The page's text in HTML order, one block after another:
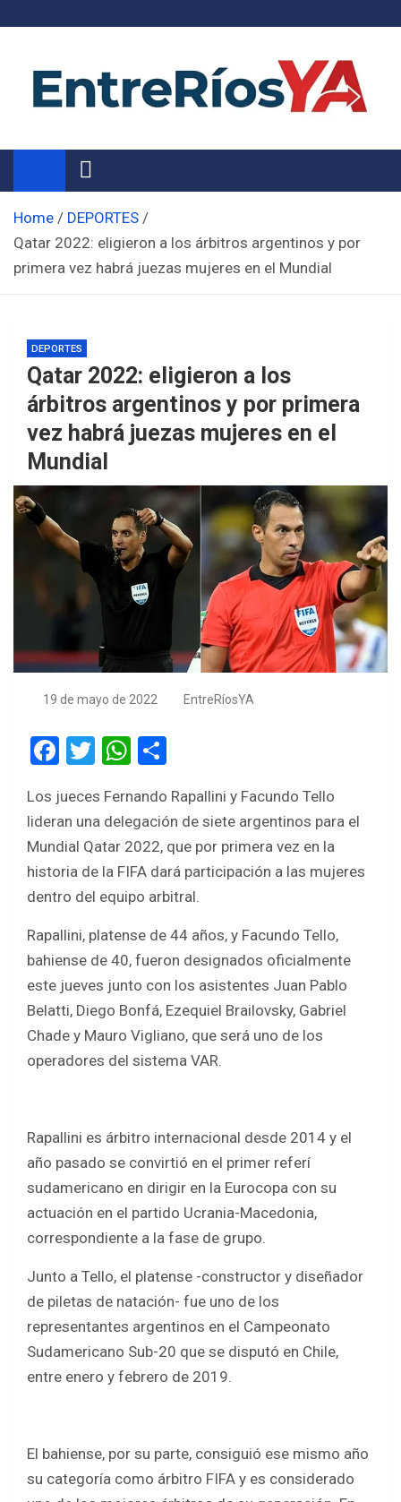
Noticias de Entre Ríos
Información de toda la provincia ahora
Home
DEPORTES
Qatar 2022: eligieron a los árbitros argentinos y por
primera vez habrá juezas mujeres en el Mundial
DEPORTES
Qatar 2022: eligieron a los
árbitros argentinos y por primera
vez habrá juezas mujeres en el
Mundial
19 de mayo de 2022 EntreRíosYA
F
ce
b
o
o
k
T
tt
er
W
at
s
A
p
ar
e
Los jueces Fernando Rapallini y Facundo Tello
lideran una delegación de siete argentinos para el
Mundial Qatar 2022, que por primera vez en la
historia de la FIFA dará participación a las mujeres
dentro del equipo arbitral.
Rapallini, platense de 44 años, y Facundo Tello,
bahiense de 40, fueron designados oficialmente
este jueves junto con los asistentes Juan Pablo
Belatti, Diego Bonfá, Ezequiel Brailovsky, Gabriel
Chade y Mauro Vigliano, que será uno de los
operadores del sistema VAR.
Rapallini es árbitro internacional desde 2014 y el
año pasado se convirtió en el primer referí
sudamericano en dirigir en la Eurocopa con su
actuación en el partido Ucrania-Macedonia,
correspondiente a la fase de grupo.
Junto a Tello, el platense -constructor y diseñador
de piletas de natación- fue uno de los
representantes argentinos en el Campeonato
Sudamericano Sub-20 que se disputó en Chile,
entre enero y febrero de 2019.
El bahiense, por su parte, consiguió ese mismo año
su categoría como árbitro FIFA y es considerado